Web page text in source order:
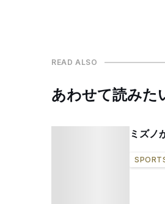
READ ALSO
あわせて読みた
ミズノ